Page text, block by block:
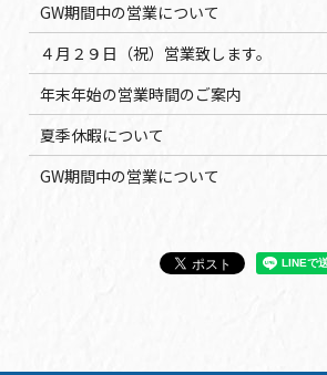
GW期間中の営業について
４月２９日（祝）営業致します。
年末年始の営業時間のご案内
夏季休暇について
GW期間中の営業について